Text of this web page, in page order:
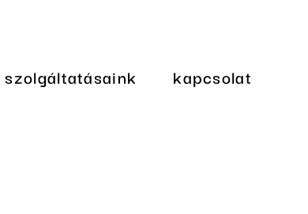
szolgáltatásaink kapcsolat